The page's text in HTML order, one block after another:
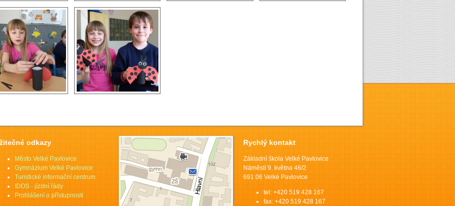
odkazy
Město Velké Pavlovice
Gymnázium Velké Pavlovice
Turistické informační centrum
IDOS - jízdní řády
Prohlášení o přístupnosti
Rychlý kontakt
Základní škola Velké Pavlovice
Náměstí 9. května 46/2
691 06 Velké Pavlovice
tel: +420 519 428 167
fax: +420 519 428 167